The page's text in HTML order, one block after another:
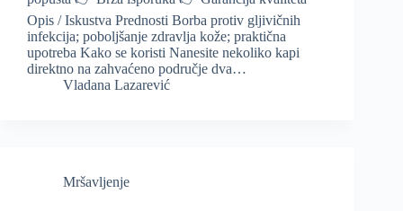
Opis / Iskustva Prednosti Borba protiv gljivičnih
infekcija; poboljšanje zdravlja kože; praktična
upotreba Kako se koristi Nanesite nekoliko kapi
direktno na zahvaćeno područje dva…
Vladana Lazarević
Mršavljenje